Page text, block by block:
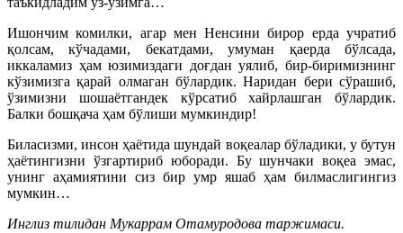
Ишончим комилки, агар мен Ненсини бирор ерда учратиб
қолсам, кўчадами, бекатдами, умуман қаерда бўлсада,
иккаламиз ҳам юзимиздаги доғдан уялиб, бир-биримизнинг
кўзимизга қарай олмаган бўлардик. Наридан бери сўрашиб,
ўзимизни шошаётгандек кўр­сатиб хайрлашган бўлардик.
Балки бошқача ҳам бўлиши мумкиндир!
Биласизми, инсон ҳаётида шундай воқеалар бў­ладики, у бутун
ҳаётингизни ўзгартириб юборади. Бу шунчаки воқеа эмас,
унинг аҳамиятини сиз бир умр яшаб ҳам билмаслигингиз
мумкин…
Инглиз тилидан Мукаррам Отамуродова таржимаси.